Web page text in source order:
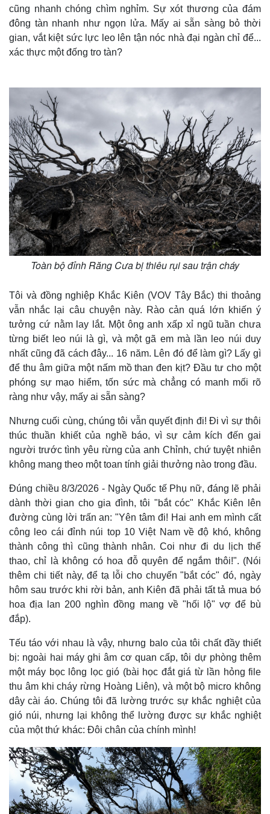
Quan sát
Cuộc sống đó đây
Hồ sơ
Video
Ảnh
E-Magazine
Infographic
cũng nhanh chóng chìm nghỉm. Sự xót thương của đám
đông tàn nhanh như ngọn lửa. Mấy ai sẵn sàng bỏ thời
gian, vắt kiệt sức lực leo lên tận nóc nhà đại ngàn chỉ để...
xác thực một đống tro tàn?
Toàn bộ đỉnh Răng Cưa bị thiêu rụi sau trận cháy
Tôi và đồng nghiệp Khắc Kiên (VOV Tây Bắc) thi thoảng
vẫn nhắc lại câu chuyện này. Rào cản quá lớn khiến ý
tưởng cứ nằm lay lắt. Một ông anh xấp xỉ ngũ tuần chưa
từng biết leo núi là gì, và một gã em mà lần leo núi duy
nhất cũng đã cách đây... 16 năm. Lên đó để làm gì? Lấy gì
để thu âm giữa một nấm mồ than đen kịt? Đầu tư cho một
phóng sự mạo hiểm, tốn sức mà chẳng có manh mối rõ
ràng như vậy, mấy ai sẵn sàng?
Nhưng cuối cùng, chúng tôi vẫn quyết định đi! Đi vì sự thôi
thúc thuần khiết của nghề báo, vì sự cảm kích đến gai
người trước tình yêu rừng của anh Chỉnh, chứ tuyệt nhiên
không mang theo một toan tính giải thưởng nào trong đầu.
Đúng chiều 8/3/2026 - Ngày Quốc tế Phụ nữ, đáng lẽ phải
dành thời gian cho gia đình, tôi "bắt cóc" Khắc Kiên lên
đường cùng lời trấn an: "Yên tâm đi! Hai anh em mình cất
công leo cái đỉnh núi top 10 Việt Nam về độ khó, không
thành công thì cũng thành nhân. Coi như đi du lịch thể
thao, chỉ là không có hoa đỗ quyên để ngắm thôi!". (Nói
thêm chi tiết này, để tạ lỗi cho chuyến "bắt cóc" đó, ngày
hôm sau trước khi rời bản, anh Kiên đã phải tất tả mua bó
hoa địa lan 200 nghìn đồng mang về "hối lộ" vợ để bù
đắp).
Tếu táo với nhau là vậy, nhưng balo của tôi chất đầy thiết
bị: ngoài hai máy ghi âm cơ quan cấp, tôi dự phòng thêm
một máy bọc lông lọc gió (bài học đắt giá từ lần hỏng file
thu âm khi cháy rừng Hoàng Liên), và một bộ micro không
dây cài áo. Chúng tôi đã lường trước sự khắc nghiệt của
gió núi, nhưng lại không thể lường được sự khắc nghiệt
của một thứ khác: Đôi chân của chính mình!